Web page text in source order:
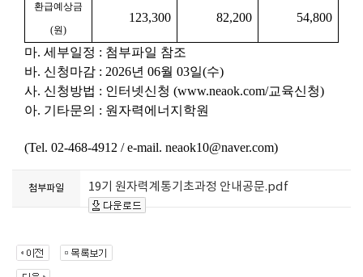
환급예상금
(원)
123,300 82,200 54,800
마. 세부일정 : 첨부파일 참조
바. 신청마감 : 2026년 06월 03일(수)
사. 신청방법 : 인터넷신청 (www.neaok.com/교육신청)
아. 기타문의 : 원자력에너지학원
(Tel. 02-468-4912 / e-mail. neaok10@naver.com)
첨부파일 19기 원자력계통기초과정 안내공문.pdf